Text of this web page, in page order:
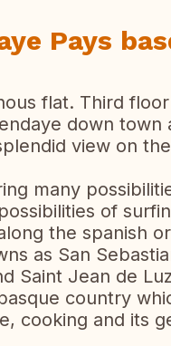
Pays
flat. Third
down town
view on
many
of
the spanish
as San
Saint Jean de
country
cooking and its